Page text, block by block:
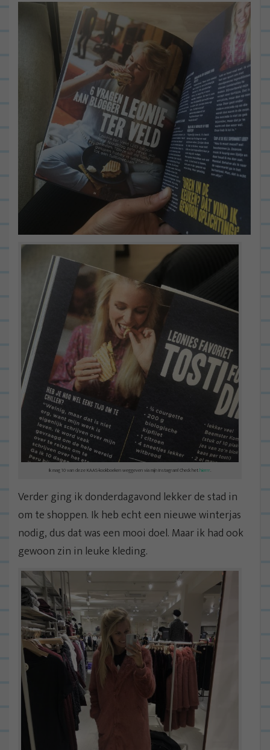
Ik mag 10 van deze KAAS-kookboeken weggeven via mijn Instagram! Check hethierrr.
Verder ging ik donderdagavond lekker de stad in
om te shoppen. Ik heb echt een nieuwe winterjas
nodig, dus dat was een mooi doel. Maar ik had ook
gewoon zin in leuke kleding.